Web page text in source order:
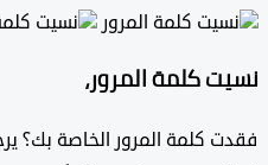
كلمة المرور،
المرور الخاصة بك؟ يرجى